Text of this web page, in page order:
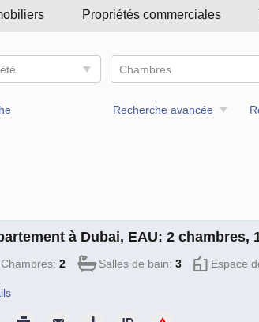
Propriétés commerciales
Chambres
Recherche avancée
à Dubai, EAU: 2 chambres,
Chambres: 2 Salles de bain: 3 Espace